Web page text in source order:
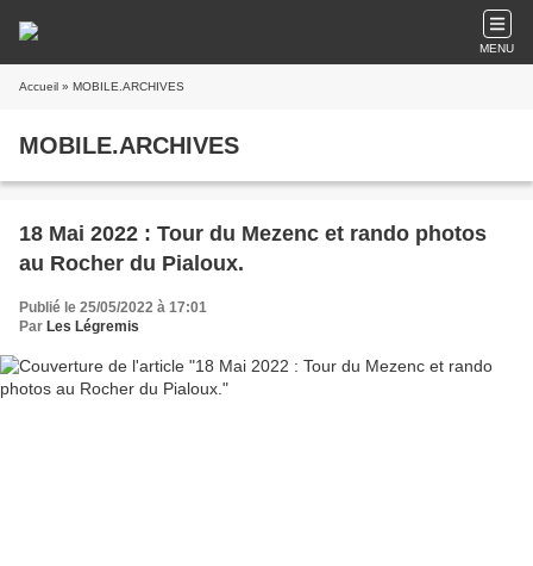
MENU
Accueil » MOBILE.ARCHIVES
MOBILE.ARCHIVES
18 Mai 2022 : Tour du Mezenc et rando photos
au Rocher du Pialoux.
Publié le 25/05/2022 à 17:01
Par Les Légremis